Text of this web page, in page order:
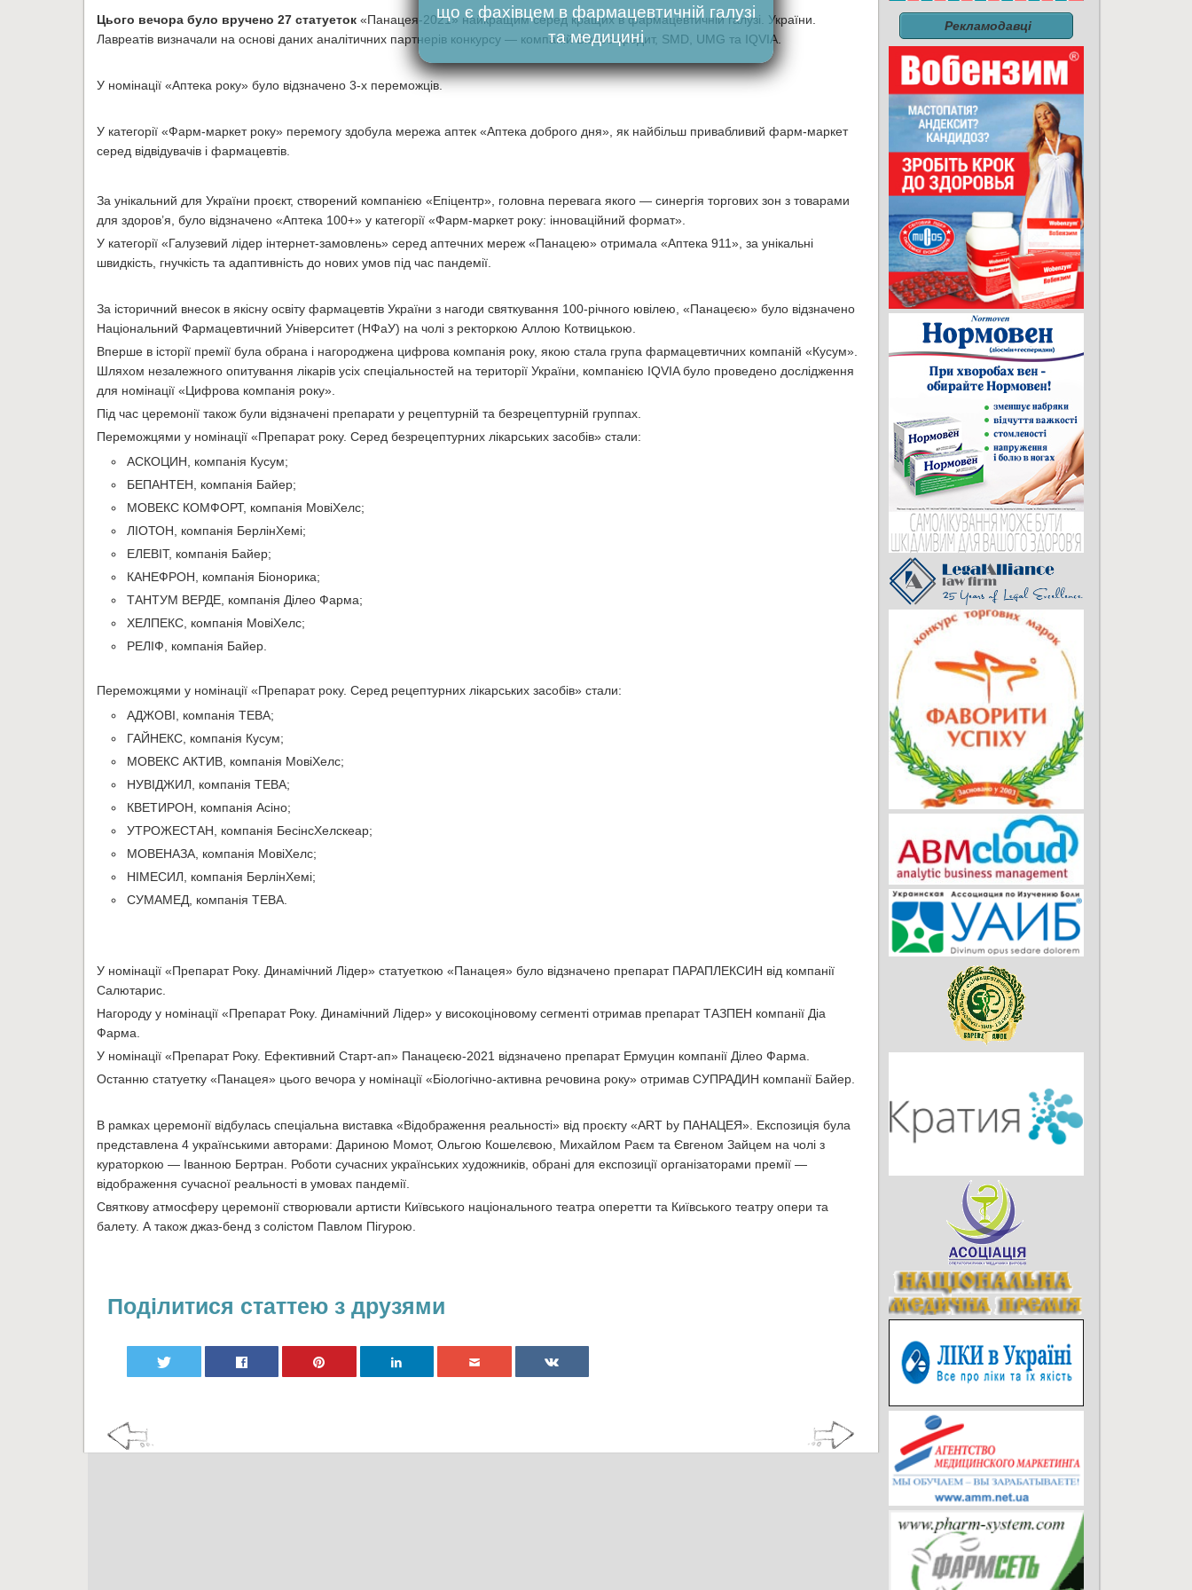
Цього вечора було вручено 27 статуеток «Панацея-2021» найкращим серед кращих в фармацевтичній галузі. України.
Лавреатів визначали на основі даних аналітичних партнерів конкурсу — компаній Бізнес-кредит, SMD, UMG та IQVIA.
У номінації «Аптека року» було відзначено 3-х переможців.
У категорії «Фарм-маркет року» перемогу здобула мережа аптек «Аптека доброго дня», як найбільш привабливий фарм-маркет
серед відвідувачів і фармацевтів.
За унікальний для України проєкт, створений компанією «Епіцентр», головна перевага якого — синергія торгових зон з товарами
для здоров’я, було відзначено «Аптека 100+» у категорії «Фарм-маркет року: інноваційний формат».
У категорії «Галузевий лідер інтернет-замовлень» серед аптечних мереж «Панацею» отримала «Аптека 911», за унікальні
швидкість, гнучкість та адаптивність до нових умов під час пандемії.
За історичний внесок в якісну освіту фармацевтів України з нагоди святкування 100-річного ювілею, «Панацеєю» було відзначено
Національний Фармацевтичний Університет (НФаУ) на чолі з ректоркою Аллою Котвицькою.
Вперше в історії премії була обрана і нагороджена цифрова компанія року, якою стала група фармацевтичних компаній «Кусум».
Шляхом незалежного опитування лікарів усіх спеціальностей на території України, компанією IQVIA було проведено дослідження
для номінації «Цифрова компанія року».
Під час церемонії також були відзначені препарати у рецептурній та безрецептурній группах.
Переможцями у номінації «Препарат року. Серед безрецептурних лікарських засобів» стали:
АСКОЦИН, компанія Кусум;
БЕПАНТЕН, компанія Байер;
МОВЕКС КОМФОРТ, компанія MoвіХелс;
ЛІОТОН, компанія БерлінХемі;
ЕЛЕВІТ, компанія Байер;
КАНЕФРОН, компанія Біонорика;
ТАНТУМ ВЕРДЕ, компанія Ділео Фарма;
ХЕЛПЕКС, компанія MoвіХелс;
РЕЛІФ, компанія Байер.
Переможцями у номінації «Препарат року. Серед рецептурних лікарських засобів» стали:
АДЖОВІ, компанія ТЕВА;
ГАЙНЕКС, компанія Кусум;
МОВЕКС АКТИВ, компанія MовіХелс;
НУВІДЖИЛ, компанія ТЕВА;
КВЕТИРОН, компанія Асіно;
УТРОЖЕСТАН, компанія БесінсХелскеар;
МОВЕНАЗА, компанія MовіХелс;
НІМЕСИЛ, компанія БерлінХемі;
СУМАМЕД, компанія ТЕВА.
У номінації «Препарат Року. Динамічний Лідер» статуеткою «Панацея» було відзначено препарат ПАРАПЛЕКСИН від компанії
Салютарис.
Нагороду у номінації «Препарат Року. Динамічний Лідер» у високоціновому сегменті отримав препарат ТАЗПЕН компанії Діа
Фарма.
У номінації «Препарат Року. Ефективний Старт-ап» Панацеєю-2021 відзначено препарат Ермуцин компанії Ділео Фарма.
Останню статуетку «Панацея» цього вечора у номінації «Біологічно-активна речовина року» отримав СУПРАДИН компанії Байер.
В рамках церемонії відбулась спеціальна виставка «Відображення реальності» від проєкту «ART by ПАНАЦЕЯ». Експозиція була
представлена 4 українськими авторами: Дариною Момот, Ольгою Кошелєвою, Михайлом Раєм та Євгеном Зайцем на чолі з
кураторкою — Іванною Бертран. Роботи сучасних українських художників, обрані для експозиції організаторами премії —
відображення сучасної реальності в умовах пандемії.
Святкову атмосферу церемонії створювали артисти Київського національного театра оперетти та Київського театру опери та
балету. А також джаз-бенд з солістом Павлом Пігурою.
Поділитися статтею з друзями
Рекламодавці
що є фахівцем в фармацевтичній галузі
та медицині